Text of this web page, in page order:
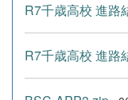
R7千歳高校 進
R7千歳高校 進